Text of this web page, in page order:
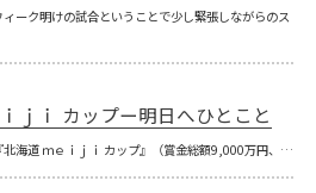
ーク明けの試合ということで少し緊張しながらのス
ｊｉ カップー明日へひとこと
海道 ｍｅｉｊｉ カップ』（賞金総額9,000万円、…